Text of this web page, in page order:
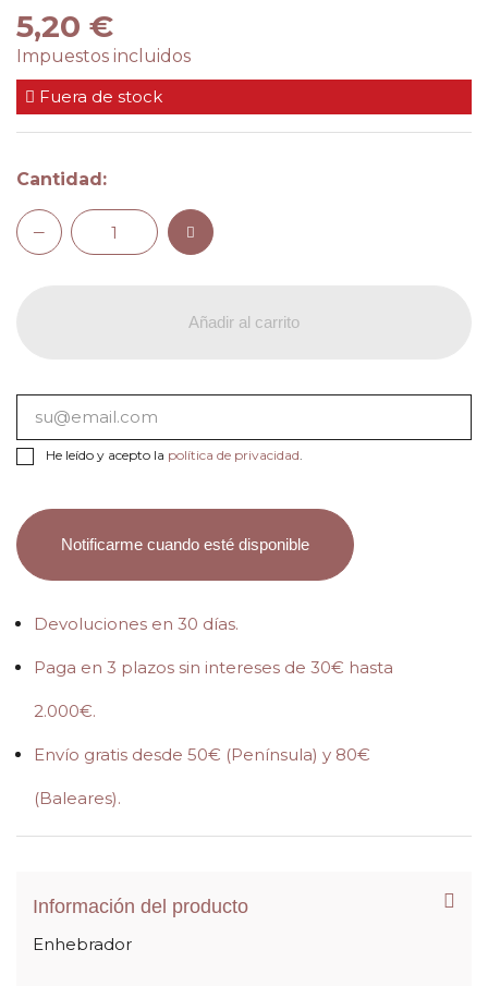
5,20 €
Impuestos incluidos
Fuera de stock
Cantidad:
Añadir al carrito
He leído y acepto la política de privacidad.
Notificarme cuando esté disponible
Devoluciones en 30 días.
Paga en 3 plazos sin intereses de 30€ hasta
2.000€.
Envío gratis desde 50€ (Península) y 80€
(Baleares).
Información del producto
Enhebrador